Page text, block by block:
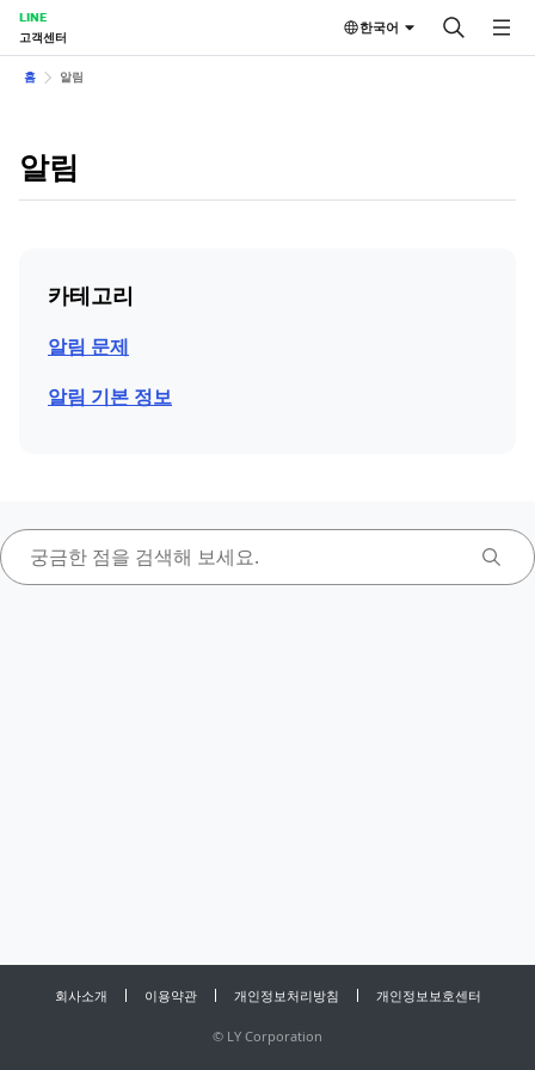
LINE
고객센터
한국어
홈 알림
알림
카테고리
알림 문제
알림 기본 정보
회사소개 이용약관 개인정보처리방침 개인정보보호센터
© LY Corporation